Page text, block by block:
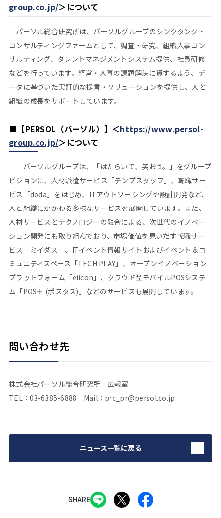
group.co.jp/＞ について
パーソル総合研究所は、パーソルグループのシンクタンク・
コンサルティングファームとして、調査・研究、組織人事コン
サルティング、タレントマネジメントシステム提供、社員研修
などを行っています。経営・人事の課題解決に資するよう、デ
ータに基づいた実証的な提言・ソリューションを提供し、人と
組織の成長をサポートしています。
■ 【PERSOL（パーソル）】＜https://www.persol-
group.co.jp/＞について
パーソルグループは、「はたらいて、笑おう。」をグループ
ビジョンに、人材派遣サービス「テンプスタッフ」、転職サー
ビス「doda」をはじめ、ITアウトソーシングや設計開発など、
人と組織にかかわる多様なサービスを展開しています。また、
人材サービスとテクノロジーの融合による、次世代のイノベー
ション開発にも取り組んでおり、市場価値を見いだす転職サー
ビス「ミイダス」、ITイベント情報サイトおよびイベント＆コ
ミュニティスペース「TECH PLAY」、オープンイノベーション
プラットフォーム「eiicon」、クラウド型モバイルPOSシステ
ム「POS＋ (ポスタス)」などのサービスも展開しています。
問い合わせ先
株式会社パーソル総合研究所 広報室
TEL：03-6385-6888 Mail：prc_pr@persol.co.jp
ニュース一覧に戻る
SHARE